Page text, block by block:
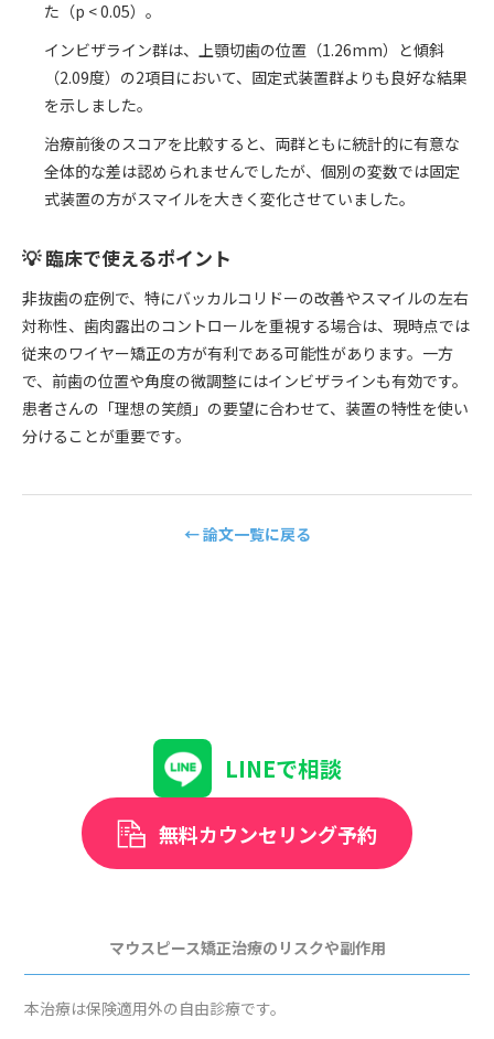
た（p < 0.05）。
インビザライン群は、上顎切歯の位置（1.26mm）と傾斜
（2.09度）の2項目において、固定式装置群よりも良好な結果
を示しました。
治療前後のスコアを比較すると、両群ともに統計的に有意な
全体的な差は認められませんでしたが、個別の変数では固定
式装置の方がスマイルを大きく変化させていました。
💡 臨床で使えるポイント
非抜歯の症例で、特にバッカルコリドーの改善やスマイルの左右
対称性、歯肉露出のコントロールを重視する場合は、現時点では
従来のワイヤー矯正の方が有利である可能性があります。一方
で、前歯の位置や角度の微調整にはインビザラインも有効です。
患者さんの「理想の笑顔」の要望に合わせて、装置の特性を使い
分けることが重要です。
← 論文一覧に戻る
LINEで相談
無料カウンセリング予約
マウスピース矯正治療のリスクや副作用
本治療は保険適用外の自由診療です。